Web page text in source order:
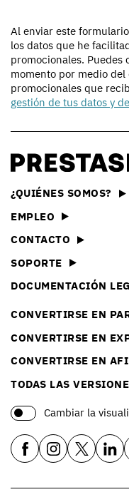
Al enviar este
los datos que he
promocionales.
momento por medio
promocionales que
gestión de tus datos y
¿QUIÉNES SOMOS?
EMPLEO
CONTACTO
SOPORTE
DOCUMENTACIÓN
CONVERTIRSE EN
CONVERTIRSE EN
CONVERTIRSE EN
TODAS LAS
Cambiar la